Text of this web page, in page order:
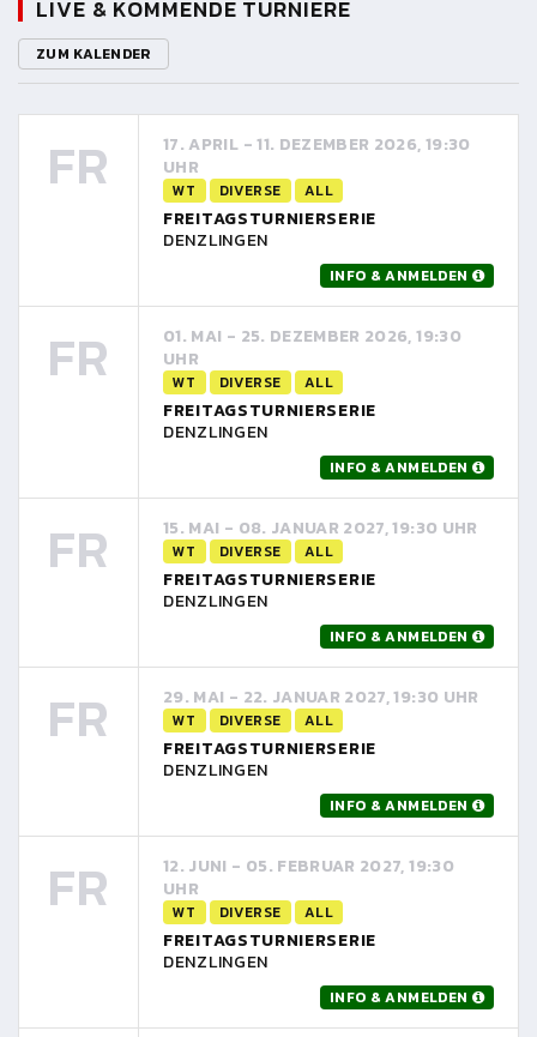
LIVE & KOMMENDE TURNIERE
ZUM KALENDER
FR
17. APRIL - 11. DEZEMBER 2026, 19:30
UHR
WT DIVERSE ALL
FREITAGSTURNIERSERIE
DENZLINGEN
INFO & ANMELDEN
FR
01. MAI - 25. DEZEMBER 2026, 19:30
UHR
WT DIVERSE ALL
FREITAGSTURNIERSERIE
DENZLINGEN
INFO & ANMELDEN
FR 15. MAI - 08. JANUAR 2027, 19:30 UHR
WT DIVERSE ALL
FREITAGSTURNIERSERIE
DENZLINGEN
INFO & ANMELDEN
FR 29. MAI - 22. JANUAR 2027, 19:30 UHR
WT DIVERSE ALL
FREITAGSTURNIERSERIE
DENZLINGEN
INFO & ANMELDEN
FR
12. JUNI - 05. FEBRUAR 2027, 19:30
UHR
WT DIVERSE ALL
FREITAGSTURNIERSERIE
DENZLINGEN
INFO & ANMELDEN